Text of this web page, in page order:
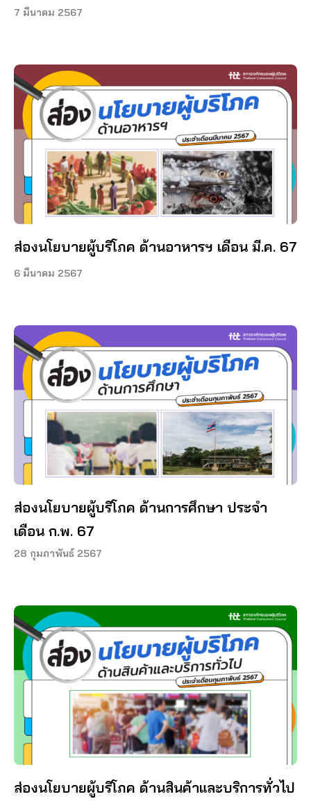
7 มีนาคม 2567
ส่องนโยบายผู้บริโภค ด้านอาหารฯ เดือน มี.ค. 67
6 มีนาคม 2567
ส่องนโยบายผู้บริโภค ด้านการศึกษา ประจำ
เดือน ก.พ. 67
28 กุมภาพันธ์ 2567
ส่องนโยบายผู้บริโภค ด้านสินค้าและบริการทั่วไป